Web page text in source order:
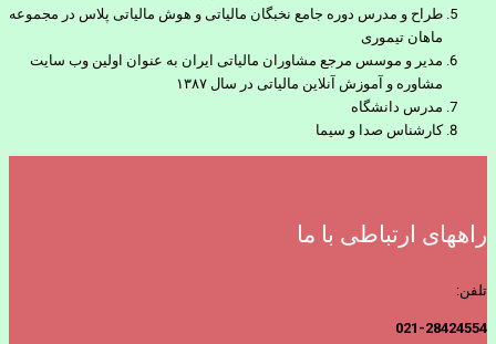
طراح و مدرس دوره جامع نخبگان مالیاتی و هوش مالیاتی پلاس در مجموعه
ماهان تیموری
مدیر و موسس مرجع مشاوران مالیاتی ایران به عنوان اولین وب سایت
مشاوره و آموزش آنلاین مالیاتی در سال ۱۳۸۷
مدرس دانشگاه
کارشناس صدا و سیما
راههای ارتباطی با ما
تلفن:
021-28424554